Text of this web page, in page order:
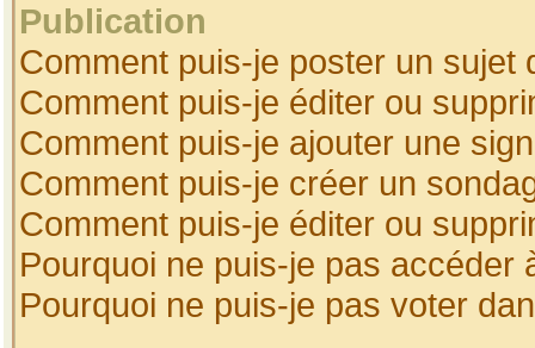
Publication
Comment puis-je poster un sujet
Comment puis-je éditer ou
Comment puis-je ajouter une
Comment puis-je créer un
Comment puis-je éditer ou
Pourquoi ne puis-je pas accéder
Pourquoi ne puis-je pas voter